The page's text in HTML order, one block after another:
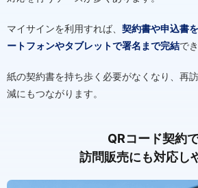
マイサインを利用すれば、 契約書や申込書
ートフォンやタブレットで署名まで完結で
紙の契約書を持ち歩く必要がなくなり、再
減にもつながります。
QRコード契約
訪問販売にも対応し